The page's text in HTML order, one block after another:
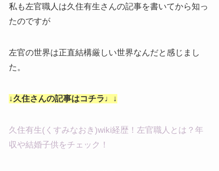
私も左官職人は久住有生さんの記事を書いてから知っ
たのですが
左官の世界は正直結構厳しい世界なんだと感じまし
た。
↓久住さんの記事はコチラ♩↓
久住有生(くすみなおき)wiki経歴！左官職人とは？年
収や結婚子供をチェック！